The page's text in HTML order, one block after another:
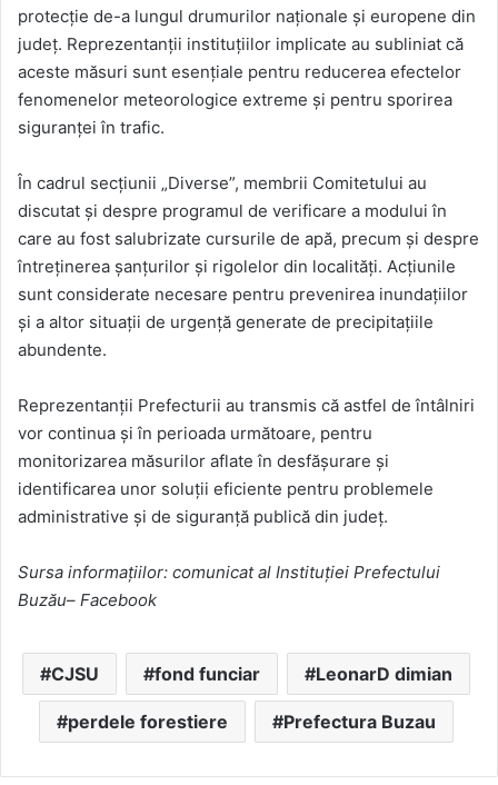
protecție de-a lungul drumurilor naționale și europene din
județ. Reprezentanții instituțiilor implicate au subliniat că
aceste măsuri sunt esențiale pentru reducerea efectelor
fenomenelor meteorologice extreme și pentru sporirea
siguranței în trafic.
În cadrul secțiunii „Diverse”, membrii Comitetului au
discutat și despre programul de verificare a modului în
care au fost salubrizate cursurile de apă, precum și despre
întreținerea șanțurilor și rigolelor din localități. Acțiunile
sunt considerate necesare pentru prevenirea inundațiilor
și a altor situații de urgență generate de precipitațiile
abundente.
Reprezentanții Prefecturii au transmis că astfel de întâlniri
vor continua și în perioada următoare, pentru
monitorizarea măsurilor aflate în desfășurare și
identificarea unor soluții eficiente pentru problemele
administrative și de siguranță publică din județ.
Sursa informațiilor: comunicat al Instituției Prefectului
Buzău– Facebook
CJSU fond funciar LeonarD dimian
perdele forestiere Prefectura Buzau